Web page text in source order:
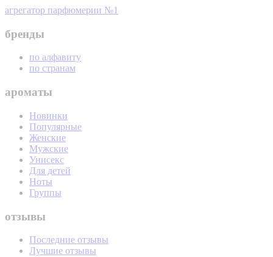
агрегатор парфюмерии №1
бренды
по алфавиту
по странам
ароматы
Новинки
Популярные
Женские
Мужские
Унисекс
Для детей
Ноты
Группы
отзывы
Последние отзывы
Лучшие отзывы